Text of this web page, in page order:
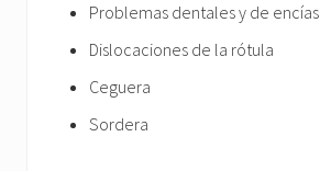
Problemas dentales y de encías
Dislocaciones de la rótula
Ceguera
Sordera